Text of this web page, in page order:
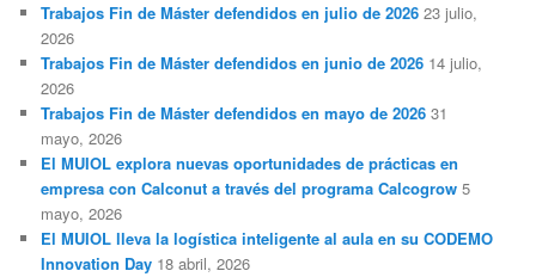
r
Trabajos Fin de Máster defendidos en julio de 2026 23 julio,
2026
Trabajos Fin de Máster defendidos en junio de 2026 14 julio,
2026
Trabajos Fin de Máster defendidos en mayo de 2026 31
mayo, 2026
El MUIOL explora nuevas oportunidades de prácticas en
empresa con Calconut a través del programa Calcogrow 5
mayo, 2026
El MUIOL lleva la logística inteligente al aula en su CODEMO
Innovation Day 18 abril, 2026